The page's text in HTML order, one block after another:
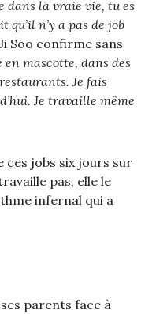
dans la vraie vie, tu es
n’y a pas de job
Soo confirme sans
en mascotte, dans des
Je fais
Je travaille même
ces jobs six jours sur
pas, elle le
infernal qui a
parents face à